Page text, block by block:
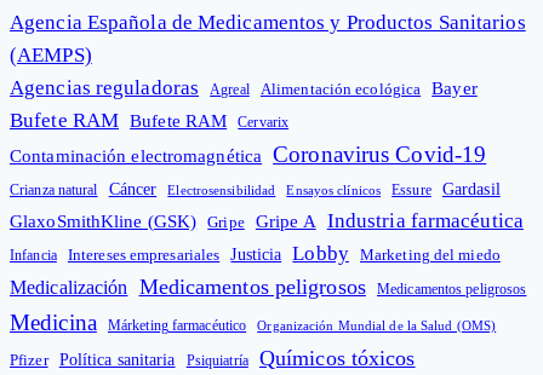
Agencia Española de Medicamentos y Productos Sanitarios
(AEMPS)
Agencias reguladoras
Agreal Alimentación ecológica Bayer
Bufete RAM Bufete RAM Cervarix
Contaminación electromagnética Coronavirus Covid-19
Crianza natural Cáncer Electrosensibilidad Ensayos clínicos Essure Gardasil
GlaxoSmithKline (GSK) Gripe Gripe A Industria farmacéutica
Infancia Intereses empresariales Justicia Lobby Marketing del miedo
Medicalización Medicamentos peligrosos Medicamentos peligrosos
Medicina Márketing farmacéutico Organización Mundial de la Salud (OMS)
Pfizer Política sanitaria Psiquiatría Químicos tóxicos